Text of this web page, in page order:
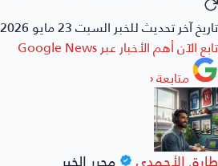
تاريخ آخر تحديث للخبرالسبت 23 مايو 2026 - 3:04 مساءً
تابع الآن أهم الأخبار عبرGoogle News
متابعة‹